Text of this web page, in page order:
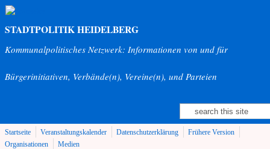
Direkt zum Inhalt
STADTPOLITIK HEIDELBERG
Kommunalpolitisches Netzwerk: Informationen von und für
Bürgerinitiativen, Verbände(n), Vereine(n), und Parteien
Suchformular
Suche
Startseite Veranstaltungskalender Datenschutzerklärung
Frühere Version
Organisationen
Medien